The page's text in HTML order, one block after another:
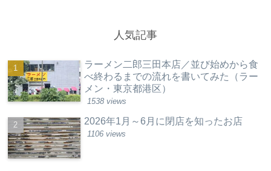
人気記事
ラーメン二郎三田本店／並び始めから食
べ終わるまでの流れを書いてみた（ラー
メン・東京都港区）
1538 views
2026年1月～6月に閉店を知ったお店
1106 views